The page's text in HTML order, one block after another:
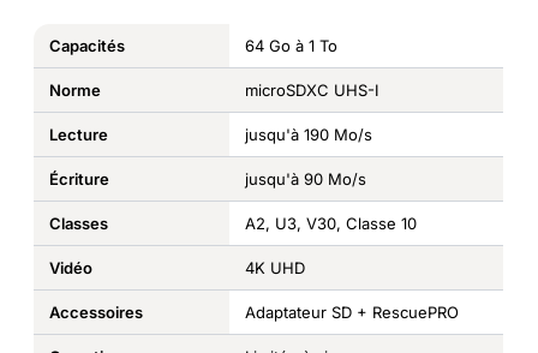
Capacités 64 Go à 1 To
Norme microSDXC UHS-I
Lecture jusqu'à 190 Mo/s
Écriture jusqu'à 90 Mo/s
Classes A2, U3, V30, Classe 10
Vidéo 4K UHD
Accessoires Adaptateur SD + RescuePRO